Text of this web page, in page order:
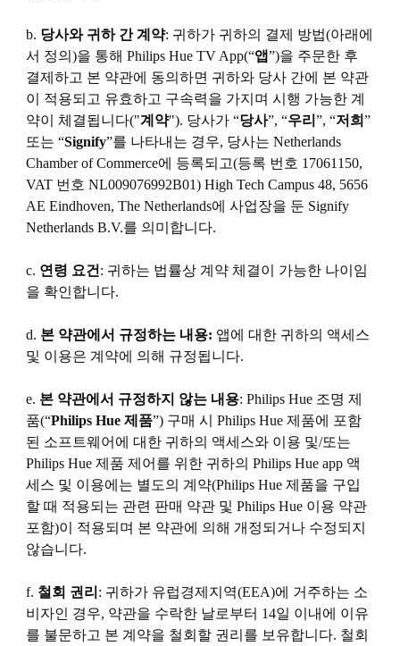
b. 당사와 귀하 간 계약: 귀하가 귀하의 결제 방법(아래에
서 정의)을 통해 Philips Hue TV App(“앱”)을 주문한 후
결제하고 본 약관에 동의하면 귀하와 당사 간에 본 약관
이 적용되고 유효하고 구속력을 가지며 시행 가능한 계
약이 체결됩니다("계약"). 당사가 “당사”, “우리 ”, “저희 ”
또는 “Signify”를 나타내는 경우, 당사는 Netherlands
Chamber of Commerce에 등록되고(등록 번호 17061150,
VAT 번호 NL009076992B01) High Tech Campus 48, 5656
AE Eindhoven, The Netherlands에 사업장을 둔 Signify
Netherlands B.V.를 의미합니다.
c. 연령 요건 : 귀하는 법률상 계약 체결이 가능한 나이임
을 확인합니다.
d. 본 약관에서 규정하는 내용: 앱에 대한 귀하의 액세스
및 이용은 계약에 의해 규정됩니다.
e. 본 약관에서 규정하지 않는 내용: Philips Hue 조명 제
품(“Philips Hue 제품”) 구매 시 Philips Hue 제품에 포함
된 소프트웨어에 대한 귀하의 액세스와 이용 및/또는
Philips Hue 제품 제어를 위한 귀하의 Philips Hue app 액
세스 및 이용에는 별도의 계약(Philips Hue 제품을 구입
할 때 적용되는 관련 판매 약관 및 Philips Hue 이용 약관
포함)이 적용되며 본 약관에 의해 개정되거나 수정되지
않습니다.
f. 철회 권리 : 귀하가 유럽경제지역(EEA)에 거주하는 소
비자인 경우, 약관을 수락한 날로부터 14일 이내에 이유
를 불문하고 본 계약을 철회할 권리를 보유합니다. 철회